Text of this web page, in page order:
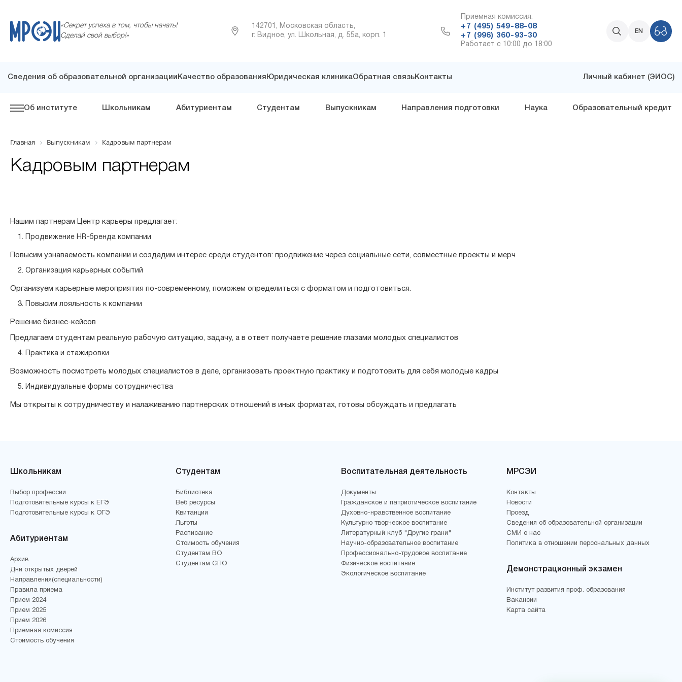
«Секрет успеха в том, чтобы начать!
Сделай свой выбор!»
142701, Московская область,
г. Видное, ул. Школьная, д. 55а, корп. 1
Приемная комиссия:
+7 (495) 549-88-08
+7 (996) 360-93-30
Работает с 10:00 до 18:00
EN
Сведения об образовательной организации Качество образования Юридическая клиникаОбратная связьКонтакты Личный кабинет (ЭИОС)
Об институте Школьникам Абитуриентам Студентам Выпускникам Направления подготовки Наука Образовательный кредит
Главная Выпускникам Кадровым партнерам
Кадровым партнерам
Нашим партнерам Центр карьеры предлагает:
Продвижение HR-бренда компании
Повысим узнаваемость компании и создадим интерес среди студентов: продвижение через социальные сети, совместные проекты и мерч
Организация карьерных событий
Организуем карьерные мероприятия по-современному, поможем определиться с форматом и подготовиться.
Повысим лояльность к компании
Решение бизнес-кейсов
Предлагаем студентам реальную рабочую ситуацию, задачу, а в ответ получаете решение глазами молодых специалистов
Практика и стажировки
Возможность посмотреть молодых специалистов в деле, организовать проектную практику и подготовить для себя молодые кадры
Индивидуальные формы сотрудничества
Мы открыты к сотрудничеству и налаживанию партнерских отношений в иных форматах, готовы обсуждать и предлагать
Школьникам
Выбор профессии
Подготовительные курсы к ЕГЭ
Подготовительные курсы к ОГЭ
Абитуриентам
Архив
Дни открытых дверей
Направления(специальности)
Правила приема
Прием 2024
Прием 2025
Прием 2026
Приемная комиссия
Стоимость обучения
Студентам
Библиотека
Веб ресурсы
Квитанции
Льготы
Расписание
Стоимость обучения
Студентам ВО
Студентам СПО
Воспитательная деятельность
Документы
Гражданское и патриотическое воспитание
Духовно-нравственное воспитание
Культурно творческое воспитание
Литературный клуб "Другие грани"
Научно-образовательное воспитание
Профессионально-трудовое воспитание
Физическое воспитание
Экологическое воспитание
МРСЭИ
Контакты
Новости
Проезд
Сведения об образовательной организации
СМИ о нас
Политика в отношении персональных данных
Демонстрационный экзамен
Институт развития проф. образования
Вакансии
Карта сайта